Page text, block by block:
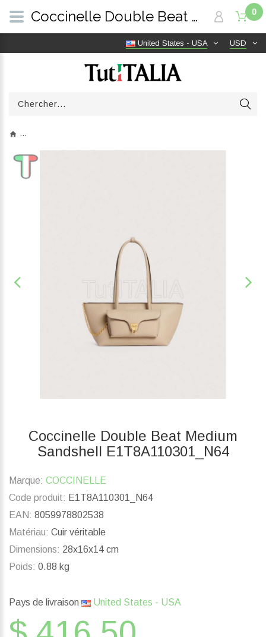
USD
United States - USA
0
Coccinelle Double Beat Medium
Sandshell E1T8A110301_N64
Marque: COCCINELLE
Code produit: E1T8A110301_N64
EAN: 8059978802538
Matériau: Cuir véritable
Dimensions: 28x16x14 cm
Poids: 0.88 kg
Pays de livraison United States - USA
Coccinelle Double Beat Medium Sandshell E1T8A110301_N64 | TutITALIA